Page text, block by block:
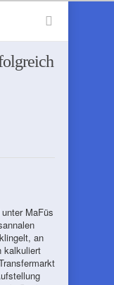
MaFüs
an
kalkuliert